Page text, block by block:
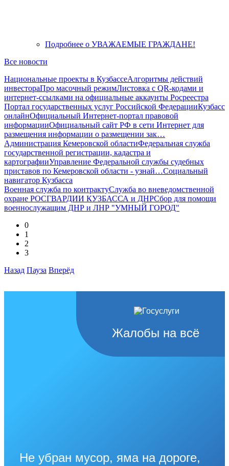
Подробнее о УВАЖАЕМЫЕ ГРАЖДАНЕ!
Все новости
Национальные проекты в КузбассеАлгоритмы действий
инвестораПро масочный режимЛистовка с QR-кодами и
интернет-ссылками на официальные аккаунты Росреестра
Портал государственных услуг Российской ФедерацииКузбасс
онлайнОфициальный Интернет-портал правовой
информацииОфициальный сайт РФ в сети Интернет для
размещения информации о размещении зак…
Администрация Кемеровской областиФедеральная служба
государственной регистрации, кадастра и
картографииУправление Федеральной службы судебных
приставов по Кемеровской области - узнай…Социальный
навигатор Кузбасса
Военная служба по контрактуСлужба во вневедомственной
охране РОСГВАРДИИ КУЗБАССА и ДНРСбор для помощи
военнослужащим ДНР и ЛНР "УМНЫЙ ГОРОД"
0
1
2
3
Назад Пауза Вперёд
Жалобы на всё
Не убран мусор, яма на дороге,